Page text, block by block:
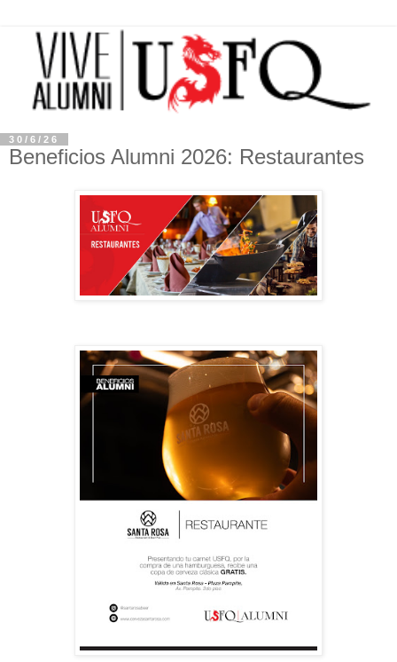
30/6/26
Beneficios Alumni 2026: Restaurantes